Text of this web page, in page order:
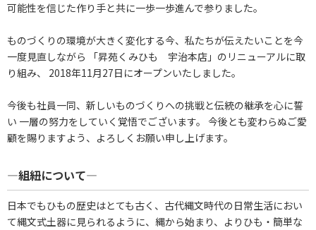
可能性を信じた作り手と共に一歩一歩進んで参りました。
ものづくりの環境が大きく変化する今、私たちが伝えたいことを今
一度見直しながら 「昇苑くみひも 宇治本店」のリニューアルに取
り組み、 2018年11月27日にオープンいたしました。
今後も社員一同、新しいものづくりへの挑戦と伝統の継承を心に誓
い 一層の努力をしていく覚悟でございます。 今後とも変わらぬご愛
顧を賜りますよう、よろしくお願い申し上げます。
―組紐について―
日本でもひもの歴史はとても古く、古代縄文時代の日常生活におい
て縄文式土器に見られるように、縄から始まり、よりひも・簡単な